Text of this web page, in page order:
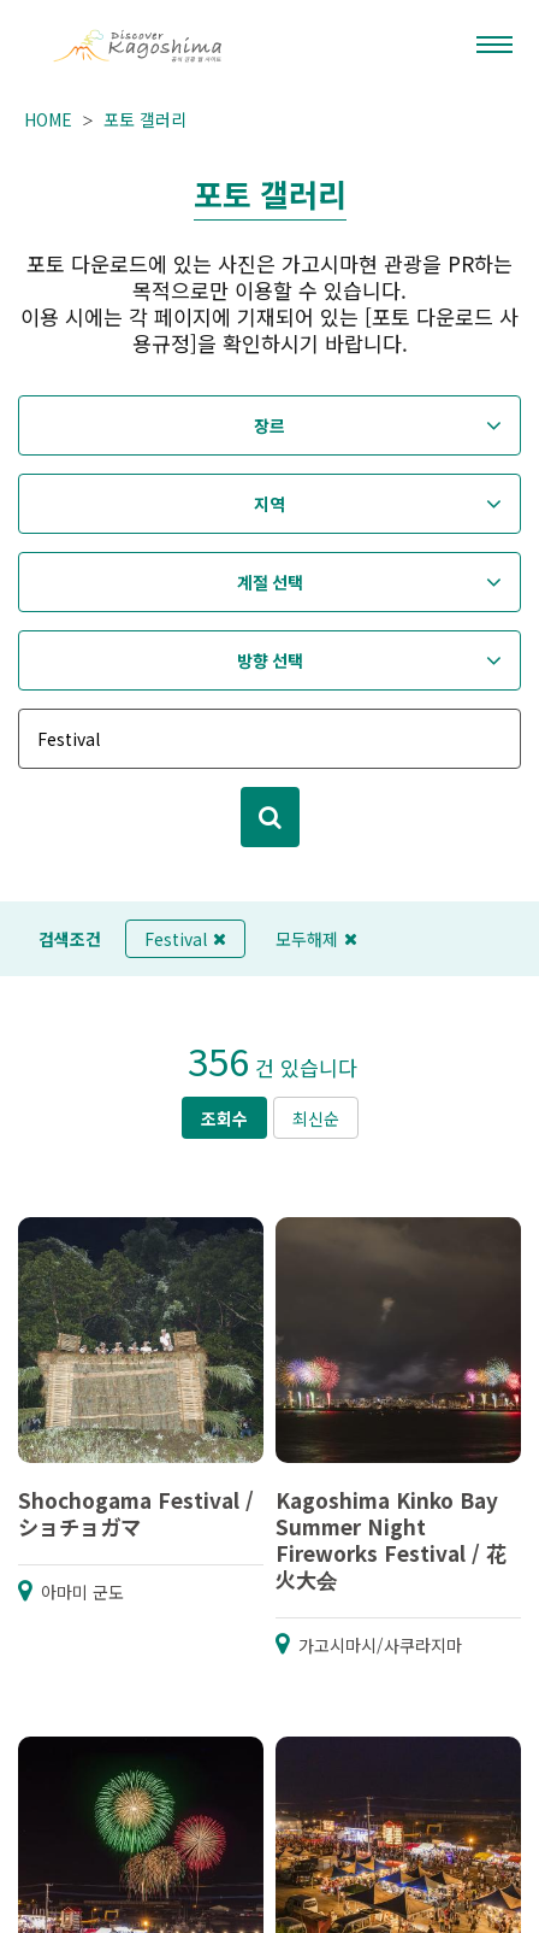
HOME 포토 갤러리
포토 갤러리
포토 다운로드에 있는 사진은 가고시마현 관광을 PR하는
목적으로만 이용할 수 있습니다.
이용 시에는 각 페이지에 기재되어 있는 [포토 다운로드 사
용규정]을 확인하시기 바랍니다.
장르
지역
계절 선택
방향 선택
검색조건 Festival 모두해제
356 건 있습니다
조회수 최신순
Shochogama Festival /
ショチョガマ
아마미 군도
Kagoshima Kinko Bay
Summer Night
Fireworks Festival / 花
火大会
가고시마시/사쿠라지마